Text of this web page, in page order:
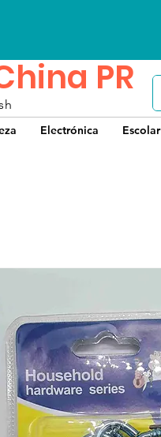
PR
Electrónica Escolar